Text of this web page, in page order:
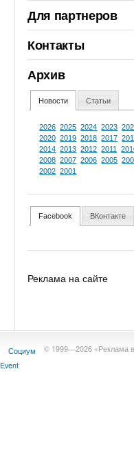
Для партнеров
Контакты
Архив
Новости Статьи
2026 2025 2024 2023
2020 2019 2018 2017
2014 2013 2012 2011
2008 2007 2006 2005
2002 2001
Facebook ВКонтакте
Реклама на сайте
© 1999—2026 «Реклама
Социум
Event